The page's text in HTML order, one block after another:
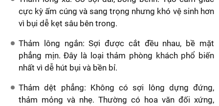
cực kỳ ấm cúng và sang trọng nhưng khó vệ sinh hơn
vì bụi dễ kẹt sâu bên trong.
Thảm lông ngắn: Sợi được cắt đều nhau, bề mặt
phẳng mịn. Đây là loại thảm phòng khách phổ biến
nhất vì dễ hút bụi và bền bỉ.
Thảm dệt phẳng: Không có sợi lông dựng đứng,
thảm mỏng và nhẹ. Thường có hoa văn đối xứng,